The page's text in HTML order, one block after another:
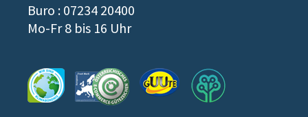
Buro : 07234 20400
Mo-Fr 8 bis 16 Uhr